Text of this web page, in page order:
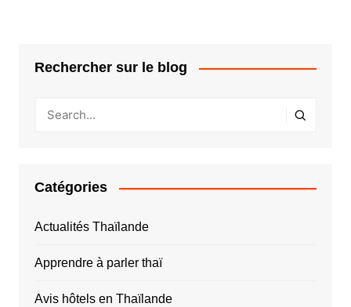
Rechercher sur le blog
Catégories
Actualités Thaïlande
Apprendre à parler thaï
Avis hôtels en Thaïlande